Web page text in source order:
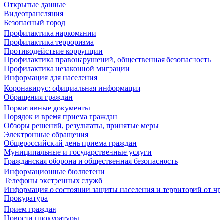
Открытые данные
Видеотрансляция
Безопасный город
Профилактика наркомании
Профилактика терроризма
Противодействие коррупции
Профилактика правонарушений, общественная безопасность
Профилактика незаконной миграции
Информация для населения
Коронавирус: официальная информация
Обращения граждан
Нормативные документы
Порядок и время приема граждан
Обзоры решений, результаты, принятые меры
Электронные обращения
Общероссийский день приема граждан
Муниципальные и государственные услуги
Гражданская оборона и общественная безопасность
Информационные бюллетени
Телефоны экстренных служб
Информация о состоянии защиты населения и территорий от
Прокуратура
Прием граждан
Новости прокуратуры